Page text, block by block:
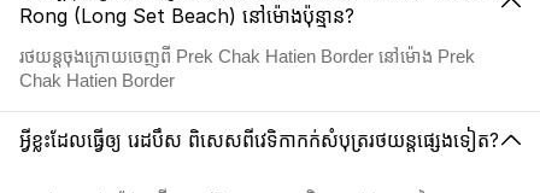
Rong (Long Set Beach) នៅម៉ោងប៉ុន្មាន?
រថយន្តចុងក្រោយចេញពី Prek Chak Hatien Border នៅម៉ោង Prek
Chak Hatien Border
អ្វីខ្លះដែលធ្វើឲ្យ រេដបឹស ពិសេសពីវេទិកាកក់សំបុត្ររថយន្តផ្សេងទៀត?